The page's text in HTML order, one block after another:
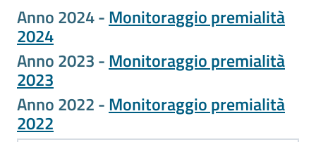
Orientamento
al
lavoro
Promozione
e
Innovazione
Anno 2024 -Monitoraggio premialità
2024
Anno 2023 -Monitoraggio premialità
2023
Anno 2022 -Monitoraggio premialità
2022